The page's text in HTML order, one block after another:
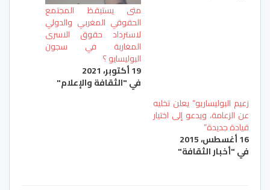
متى يستيقظ المجتمع
الحقوقي المغربي والدولي
لاسترداد حقوق الاسرى
المغاربة في سجون
البوليسايو ؟
19 أكتوبر، 2021
في "الثقافة والإعلام"
زعيم البوليساريو” يعلن تخليه
عن الزعامة، ويدعو إلى اختيار
قيادة جديدة”
16 أغسطس، 2015
في "أخبار الثقافة"